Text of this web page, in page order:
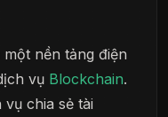
nền tảng điện
vụ Blockchain.
chia sẻ tài